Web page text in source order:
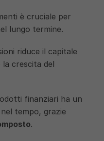
è cruciale per
lungo termine.
riduce il capitale
crescita del
finanziari ha un
tempo, grazie
.